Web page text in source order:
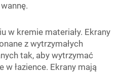
w kremie materiały. Ekrany
z wytrzymałych
tak, aby wytrzymać
w łazience. Ekrany mają